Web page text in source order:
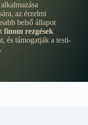
az érzelmi
belső állapot
finom rezgések
és támogatják a testi-